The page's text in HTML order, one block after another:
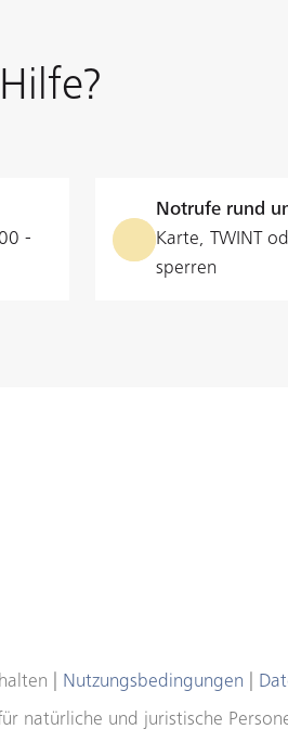
-
Notrufe rund
Karte, TWINT
sperren
| Nutzungsbedingungen
natürliche und juristische